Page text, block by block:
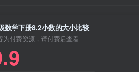
数学下册8.2小数的大小比较
为付费资源，请付费后查看